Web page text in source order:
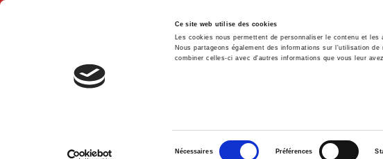
Ce site web utilise des cookies
Les cookies nous permettent de personnaliser le contenu et
Nous partageons également des informations sur l'utilisation
combiner celles-ci avec d'autres informations que vous leur
Nécessaires Préférences
Accueil